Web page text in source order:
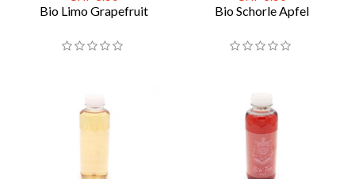
Bio Limo Grapefruit Bio Schorle Apfel